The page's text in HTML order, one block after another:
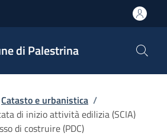
di Palestrina
Catasto e urbanistica /
di inizio attività edilizia (SCIA)
di costruire (PDC)